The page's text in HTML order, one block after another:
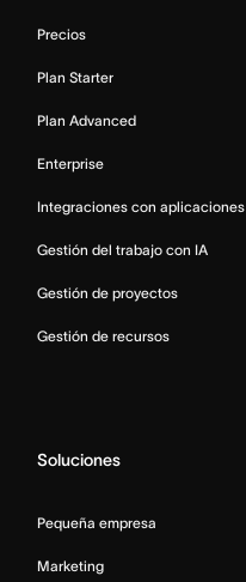
Precios
Plan Starter
Plan Advanced
Enterprise
Integraciones con aplicaciones
Gestión del trabajo con IA
Gestión de proyectos
Gestión de recursos
Soluciones
Pequeña empresa
Marketing